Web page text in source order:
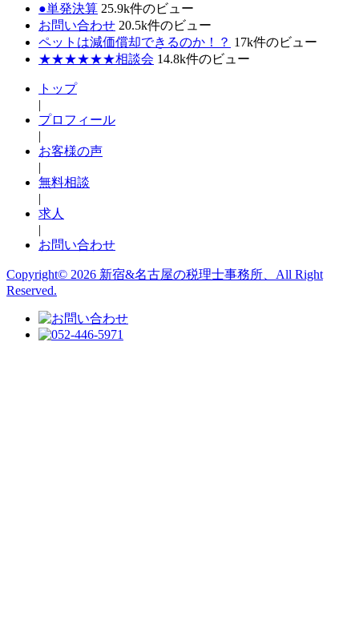
●単発決算 25.9k件のビュー
お問い合わせ 20.5k件のビュー
ペットは減価償却できるのか！？ 17k件のビュー
★★★★★★相談会 14.8k件のビュー
トップ
|
プロフィール
|
お客様の声
|
無料相談
|
求人
|
お問い合わせ
Copyright© 2026 新宿&名古屋の税理士事務所、All Right
Reserved.